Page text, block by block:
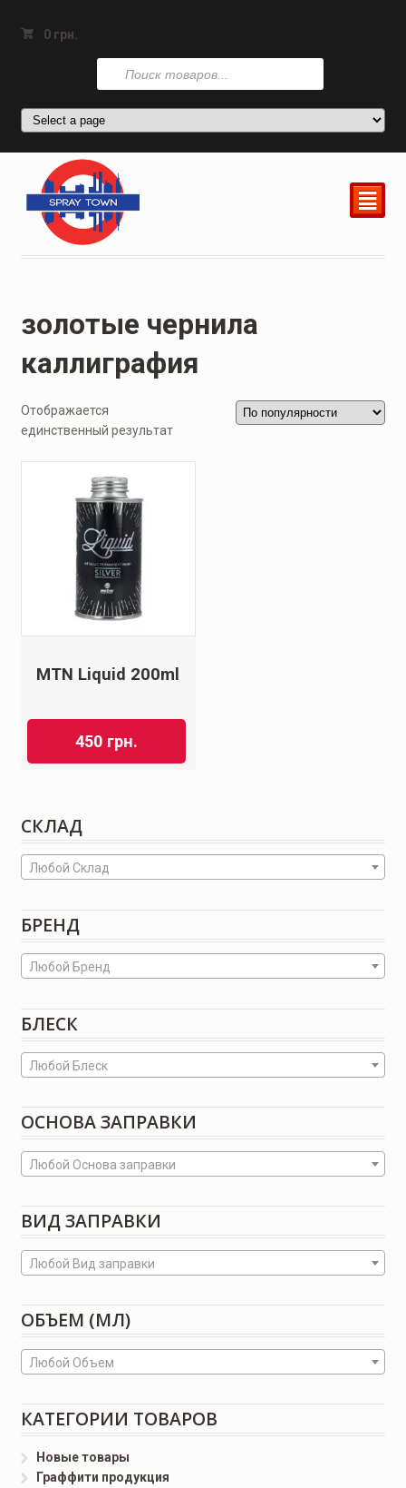
0 грн.
Поиск
товаров
²
золотые чернила
каллиграфия
Отображается
единственный результат
MTN Liquid 200ml
450 грн.
СКЛАД
Любой Склад
БРЕНД
Любой Бренд
БЛЕСК
Любой Блеск
ОСНОВА ЗАПРАВКИ
Любой Основа заправки
ВИД ЗАПРАВКИ
Любой Вид заправки
ОБЪЕМ (МЛ)
Любой Объем
КАТЕГОРИИ ТОВАРОВ
Новые товары
Граффити продукция